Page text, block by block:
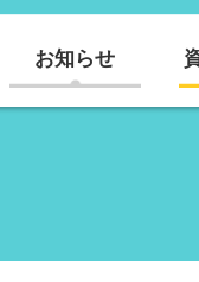
お知らせ